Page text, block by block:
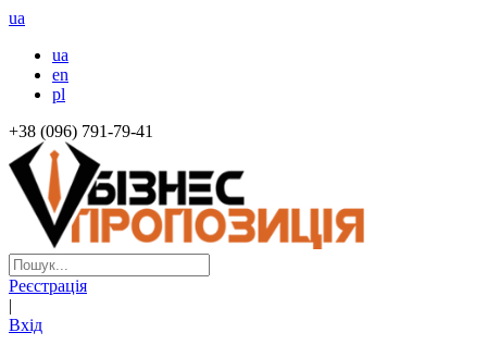
ua
ua
en
pl
+38 (096) 791-79-41
Реєстрація
|
Вхід